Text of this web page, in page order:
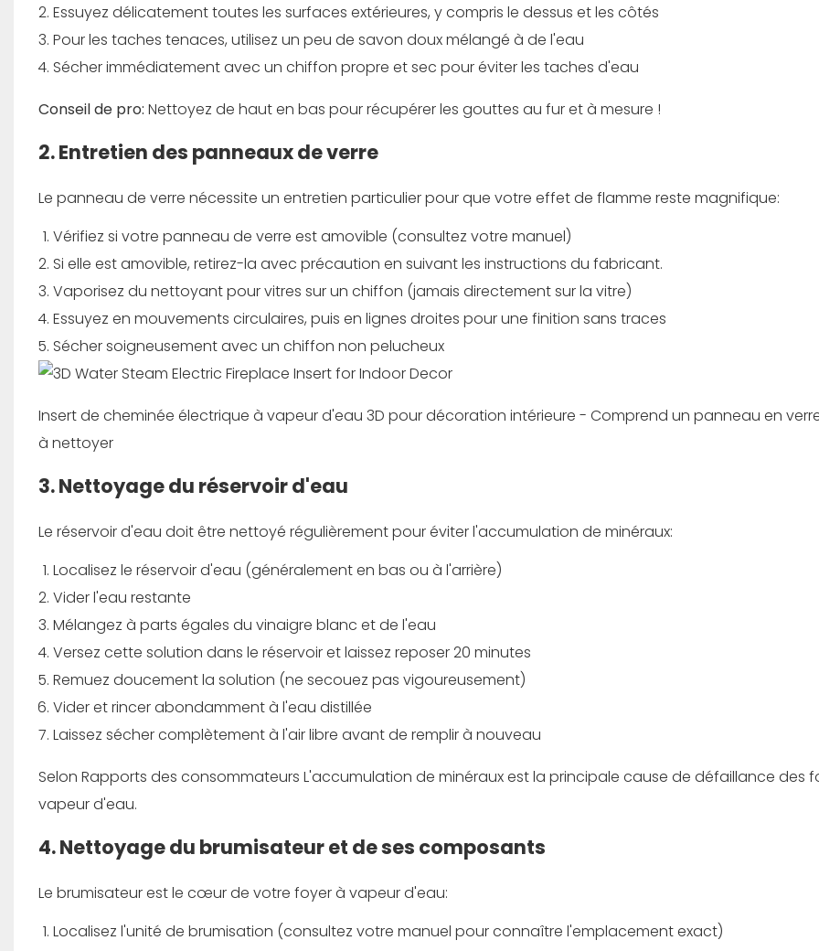
Essuyez délicatement toutes les surfaces extérieures, y compris le dessus et les côtés
Pour les taches tenaces, utilisez un peu de savon doux mélangé à de l'eau
Sécher immédiatement avec un chiffon propre et sec pour éviter les taches d'eau
Conseil de pro: Nettoyez de haut en bas pour récupérer les gouttes au fur et à mesure !
2. Entretien des panneaux de verre
Le panneau de verre nécessite un entretien particulier pour que votre effet de flamme reste magnifique:
Vérifiez si votre panneau de verre est amovible (consultez votre manuel)
Si elle est amovible, retirez-la avec précaution en suivant les instructions du fabricant.
Vaporisez du nettoyant pour vitres sur un chiffon (jamais directement sur la vitre)
Essuyez en mouvements circulaires, puis en lignes droites pour une finition sans traces
Sécher soigneusement avec un chiffon non pelucheux
Insert de cheminée électrique à vapeur d'eau 3D pour décoration intérieure - Comprend un panneau en
à nettoyer
3. Nettoyage du réservoir d'eau
Le réservoir d'eau doit être nettoyé régulièrement pour éviter l'accumulation de minéraux:
Localisez le réservoir d'eau (généralement en bas ou à l'arrière)
Vider l'eau restante
Mélangez à parts égales du vinaigre blanc et de l'eau
Versez cette solution dans le réservoir et laissez reposer 20 minutes
Remuez doucement la solution (ne secouez pas vigoureusement)
Vider et rincer abondamment à l'eau distillée
Laissez sécher complètement à l'air libre avant de remplir à nouveau
Selon Rapports des consommateurs L'accumulation de minéraux est la principale cause de défaillance des
vapeur d'eau.
4. Nettoyage du brumisateur et de ses composants
Le brumisateur est le cœur de votre foyer à vapeur d'eau:
Localisez l'unité de brumisation (consultez votre manuel pour connaître l'emplacement exact)